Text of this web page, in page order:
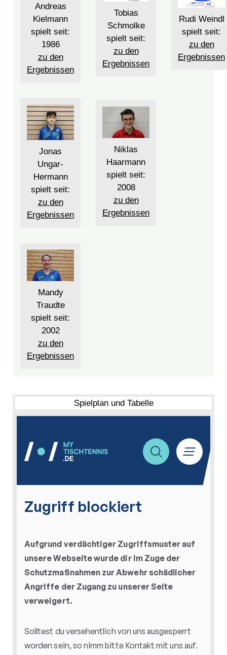
Andreas
Kielmann
spielt seit:
1986
zu den
Ergebnissen
Tobias
Schmolke
spielt seit:
zu den
Ergebnissen
Rudi Weindl
spielt seit:
zu den
Ergebnissen
Jonas
Ungar-
Hermann
spielt seit:
zu den
Ergebnissen
Niklas
Haarmann
spielt seit:
2008
zu den
Ergebnissen
Mandy
Traudte
spielt seit:
2002
zu den
Ergebnissen
Spielplan und Tabelle